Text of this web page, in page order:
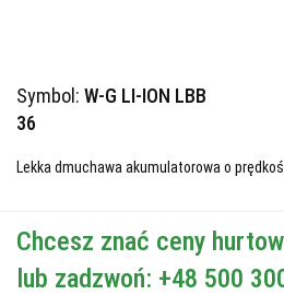
Symbol: W-G LI-ION LBB
36
Lekka dmuchawa akumulatorowa o
Chcesz znać ceny
lub zadzwoń: +48 500